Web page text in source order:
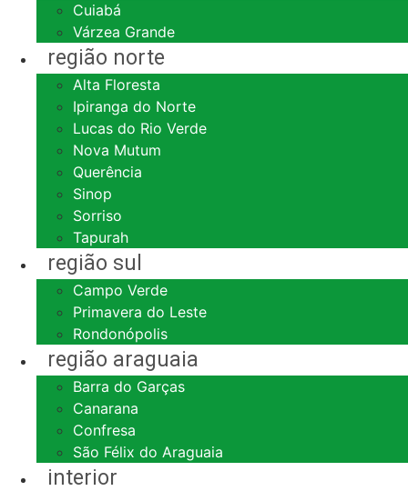
Cuiabá
Várzea Grande
região norte
Alta Floresta
Ipiranga do Norte
Lucas do Rio Verde
Nova Mutum
Querência
Sinop
Sorriso
Tapurah
região sul
Campo Verde
Primavera do Leste
Rondonópolis
região araguaia
Barra do Garças
Canarana
Confresa
São Félix do Araguaia
interior